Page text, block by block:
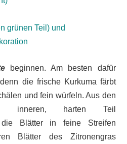
grünen Teil) und
beginnen. Am besten dafür
die frische Kurkuma färbt
und fein würfeln. Aus den
inneren, harten Teil
die Blätter in feine Streifen
Blätter des Zitronengras